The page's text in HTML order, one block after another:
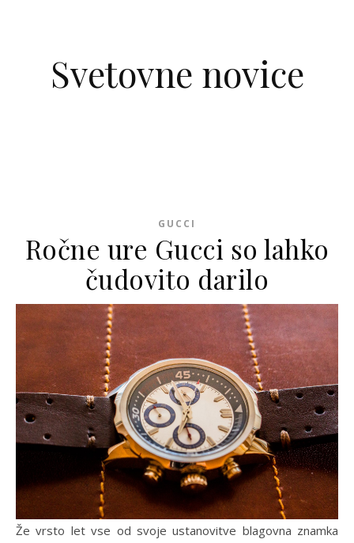
Svetovne novice
GUCCI
Ročne ure Gucci so lahko
čudovito darilo
Že vrsto let vse od svoje ustanovitve blagovna znamka